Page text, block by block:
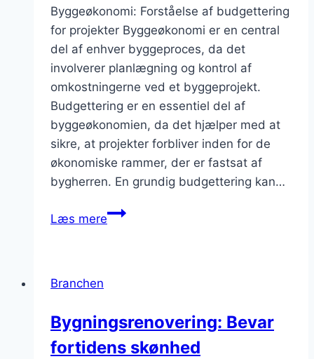
Byggeøkonomi: Forståelse af budgettering
for projekter Byggeøkonomi er en central
del af enhver byggeproces, da det
involverer planlægning og kontrol af
omkostningerne ved et byggeprojekt.
Budgettering er en essentiel del af
byggeøkonomien, da det hjælper med at
sikre, at projekter forbliver inden for de
økonomiske rammer, der er fastsat af
bygherren. En grundig budgettering kan…
Læs mereByggeøkonomi:
Branchen
Bygningsrenovering: Bevar
fortidens skønhed